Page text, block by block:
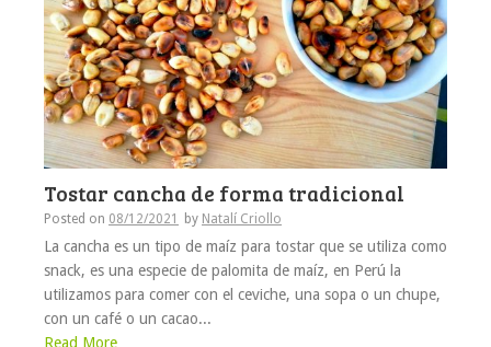
Tostar cancha de forma tradicional
Posted on 08/12/2021 by Natalí Criollo
La cancha es un tipo de maíz para tostar que se utiliza como
snack, es una especie de palomita de maíz, en Perú la
utilizamos para comer con el ceviche, una sopa o un chupe,
con un café o un cacao...
Read More